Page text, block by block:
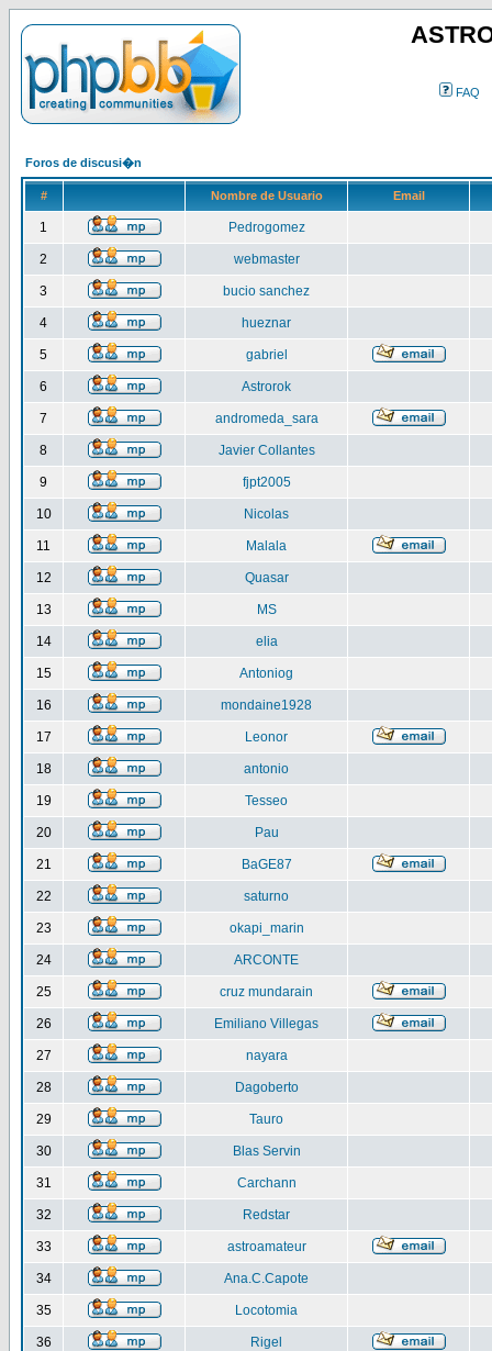
FAQ
Foros de discusi�n
# Nombre de Usuario Email
1 Pedrogomez
2 webmaster
3 bucio sanchez
4 hueznar
5 gabriel
6 Astrorok
7 andromeda_sara
8 Javier Collantes
9 fjpt2005
10 Nicolas
11 Malala
12 Quasar
13 MS
14 elia
15 Antoniog
16 mondaine1928
17 Leonor
18 antonio
19 Tesseo
20 Pau
21 BaGE87
22 saturno
23 okapi_marin
24 ARCONTE
25 cruz mundarain
26 Emiliano Villegas
27 nayara
28 Dagoberto
29 Tauro
30 Blas Servin
31 Carchann
32 Redstar
33 astroamateur
34 Ana.C.Capote
35 Locotomia
36 Rigel